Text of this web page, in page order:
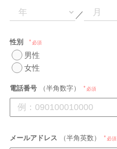
／
性別 必須
男性
女性
電話番号 （半角数字） 必須
メールアドレス （半角英数） 必須